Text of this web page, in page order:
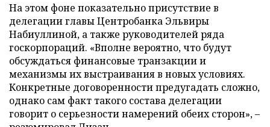
На этом фоне показательно присутствие в
делегации главы Центробанка Эльвиры
Набиуллиной, а также руководителей ряда
госкорпораций. «Вполне вероятно, что будут
обсуждаться финансовые транзакции и
механизмы их выстраивания в новых условиях.
Конкретные договоренности предугадать сложно,
однако сам факт такого состава делегации
говорит о серьезности намерений обеих сторон», –